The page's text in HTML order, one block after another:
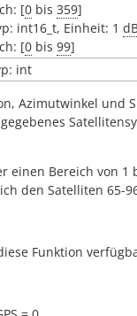
[0 bis 359]
int16_t, Einheit: 1
[0 bis 99]
int
Azimutwinkel und
einen Bereich von 1
den Satelliten 65-
Funktion